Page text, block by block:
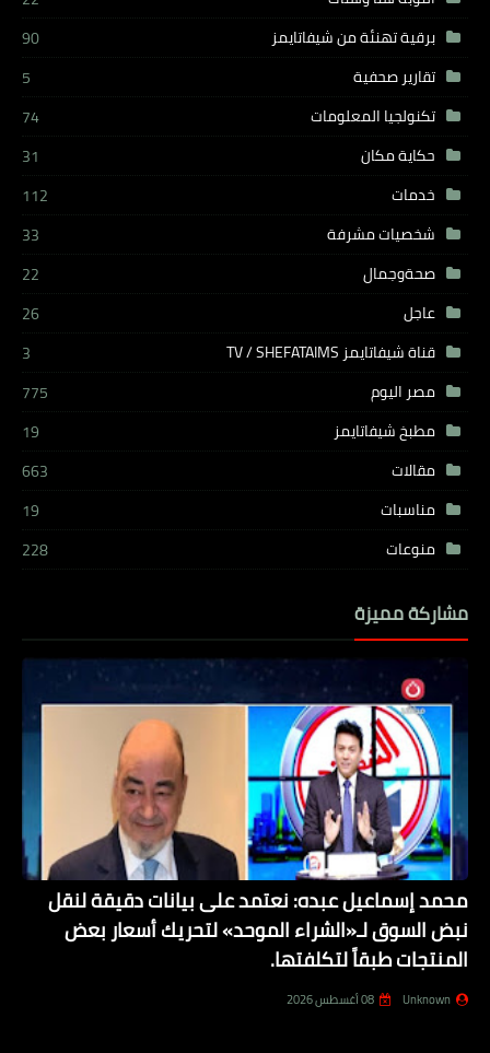
برقية تهنئة من شيفاتايمز
90
تقارير صحفية
5
تكنولجيا المعلومات
74
حكاية مكان
31
خدمات
112
شخصيات مشرفة
33
صحةوجمال
22
عاجل
26
قناة شيفاتايمز TV / SHEFATAIMS
3
مصر اليوم
775
مطبخ شيفاتايمز
19
مقالات
663
مناسبات
19
منوعات
228
مشاركة مميزة
محمد إسماعيل عبده: نعتمد على بيانات دقيقة لنقل
نبض السوق لـ«الشراء الموحد» لتحريك أسعار بعض
المنتجات طبقاً لتكلفتها.
Unknown 08 أغسطس 2026